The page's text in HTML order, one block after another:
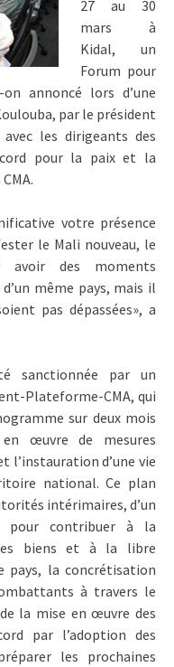
27 au 30
mars à
Kidal, un
Forum pour
annoncé lors d’une
par le président
les dirigeants des
pour la paix et la
votre présence
le Mali nouveau, le
des moments
même pays, mais il
pas dépassées», a
sanctionnée par un
Plateforme-CMA, qui
sur deux mois
œuvre de mesures
l’instauration d’une vie
national. Ce plan
intérimaires, d’un
pour contribuer à la
biens et à la libre
pays, la concrétisation
à travers le
la mise en œuvre des
par l’adoption des
les prochaines